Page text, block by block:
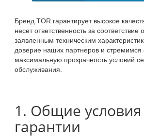
Бренд TOR гарантирует высокое
несет ответственность за соответствие
заявленным техническим
доверие наших партнеров и стремимся
максимальную прозрачность условий
обслуживания.
1. Общие условия
гарантии